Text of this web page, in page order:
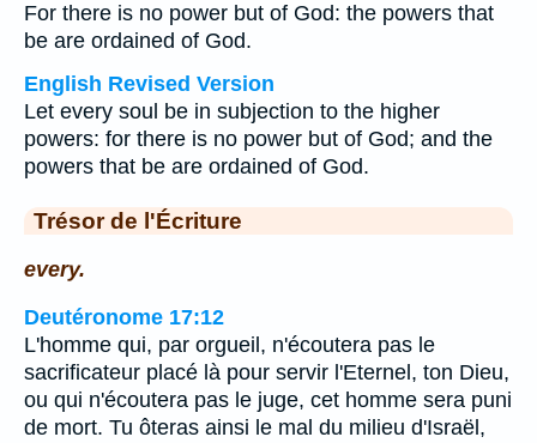
For there is no power but of God: the powers that
be are ordained of God.
English Revised Version
Let every soul be in subjection to the higher
powers: for there is no power but of God; and the
powers that be are ordained of God.
Trésor de l'Écriture
every.
Deutéronome 17:12
L'homme qui, par orgueil, n'écoutera pas le
sacrificateur placé là pour servir l'Eternel, ton Dieu,
ou qui n'écoutera pas le juge, cet homme sera puni
de mort. Tu ôteras ainsi le mal du milieu d'Israël,